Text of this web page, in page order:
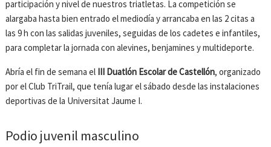
participación y nivel de nuestros triatletas. La competición se
alargaba hasta bien entrado el mediodía y arrancaba en las 2 citas a
las 9 h con las salidas juveniles, seguidas de los cadetes e infantiles,
para completar la jornada con alevines, benjamines y multideporte.
Abría el fin de semana el III Duatlón Escolar de Castellón, organizado
por el Club TriTrail, que tenía lugar el sábado desde las instalaciones
deportivas de la Universitat Jaume I.
Podio juvenil masculino